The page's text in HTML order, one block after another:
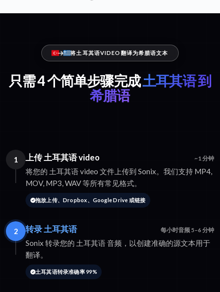
将土耳其语VIDEO翻译为希腊语文本
只需 4 个简单步骤完成土耳其语 到
希腊语
1 上传 土耳其语 video ~1 分钟
将您的 土耳其语 video 文件上传到 Sonix。我们支持 MP4,
MOV, MP3, WAV 等所有常见格式。
拖放上传、Dropbox、Google Drive 或链接
2 转录 土耳其语 每小时音频 5–6 分钟
Sonix 转录您的 土耳其语 音频，以创建准确的源文本用于
翻译。
土耳其语转录准确率 99%